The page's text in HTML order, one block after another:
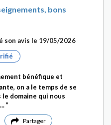
bons
son avis le 19/05/2026
bénéfique et
on a le temps de se
domaine qui nous
Partager